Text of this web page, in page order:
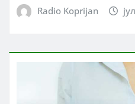
Radio Koprijan